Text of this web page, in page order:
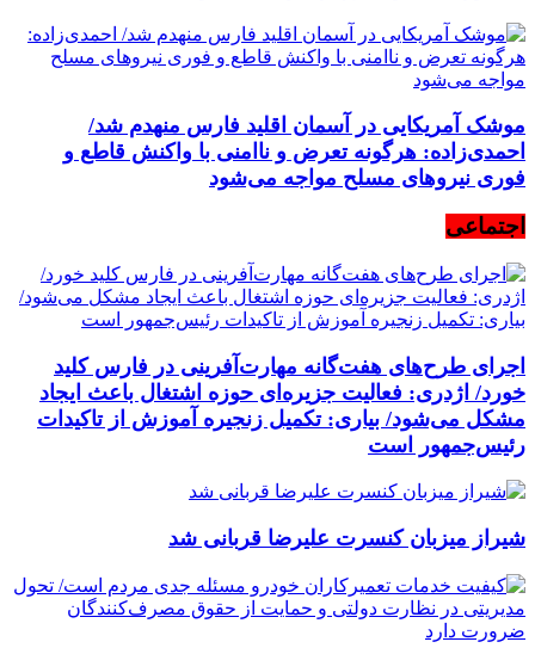
موشک آمریکایی در آسمان اقلید فارس منهدم شد/
احمدی‌زاده: هرگونه تعرض و ناامنی با واکنش قاطع و
فوری نیرو‌های مسلح مواجه می‌شود
اجتماعی
اجرای طرح‌های هفت‌گانه مهارت‌آفرینی در فارس کلید
خورد/ اژدری: فعالیت جزیره‌‌ای حوزه اشتغال باعث ایجاد
مشکل می‌شود/ بیاری: تکمیل زنجیره آموزش از تاکیدات
رئیس‌جمهور است
شیراز میزبان کنسرت علیرضا قربانی شد